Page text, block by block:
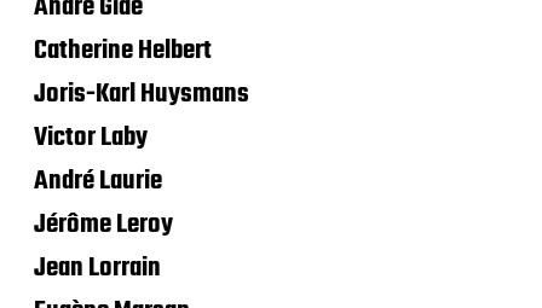
Catherine Helbert
Joris-Karl Huysmans
Victor Laby
André Laurie
Jérôme Leroy
Jean Lorrain